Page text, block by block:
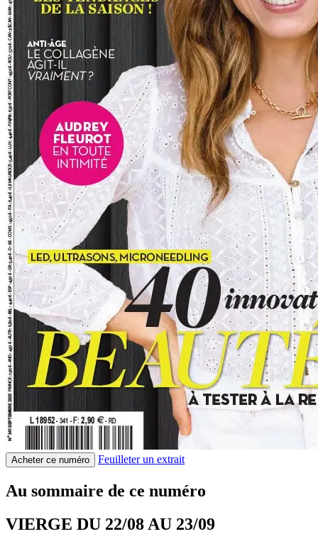
Acheter ce numéro Feuilleter un extrait
Au sommaire de ce numéro
VIERGE DU 22/08 AU 23/09